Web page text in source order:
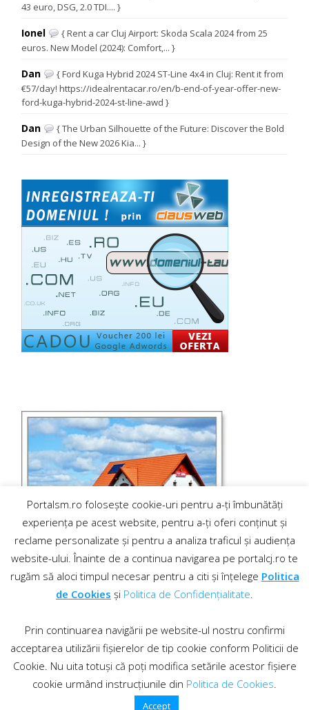
43 euro, DSG, 2.0 TDI.... }
Ionel
{ Rent a car Cluj Airport: Skoda Scala 2024 from 25
euros. New Model (2024): Comfort,... }
Dan
{ Ford Kuga Hybrid 2024 ST-Line 4x4 in Cluj: Rent it from
€57/day! https://idealrentacar.ro/en/b-end-of-year-offer-new-
ford-kuga-hybrid-2024-st-line-awd }
Dan
{ The Urban Silhouette of the Future: Discover the Bold
Design of the New 2026 Kia... }
Contact·Regulament comentarii
© 2019 PortalCJ.ro. Toate drepturile sunt rezervate.
Portalsm.ro folosește cookie-uri pentru a-ți îmbunătăți
experiența pe acest website, pentru a-ți oferi conținut și
reclame personalizate și pentru a analiza traficul și audiența
website-ului. Înainte de a continua navigarea pe portalcj.ro te
rugăm să aloci timpul necesar pentru a citi și înțelege Politica
de Cookies și Politica de Confidențialitate.
Prin continuarea navigării pe website-ul nostru confirmi
acceptarea utilizării fișierelor de tip cookie conform Politicii de
Cookie. Nu uita totuși că poți modifica setările acestor fișiere
cookie urmând instrucțiunile din Politica de Cookies.
Accept